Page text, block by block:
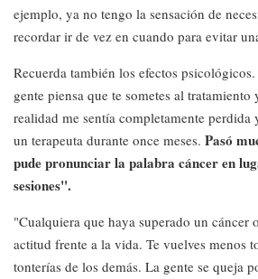
ejemplo, ya no tengo la sensación de
recordar ir de vez en cuando para evitar
Recuerda también los efectos
gente piensa que te sometes al tratamiento
realidad me sentía completamente
un terapeuta durante once meses. Pasó
pude pronunciar la palabra cáncer en
sesiones".
"Cualquiera que haya superado un cáncer
actitud frente a la vida. Te vuelves menos
tonterías de los demás. La gente se queja